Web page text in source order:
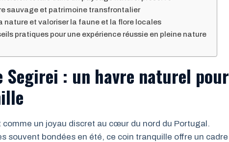
sauvage et patrimoine transfrontalier
nature et valoriser la faune et la flore locales
pratiques pour une expérience réussie en pleine nature
Segirei : un havre naturel pour
comme un joyau discret au cœur du nord du Portugal.
souvent bondées en été, ce coin tranquille offre un cadre